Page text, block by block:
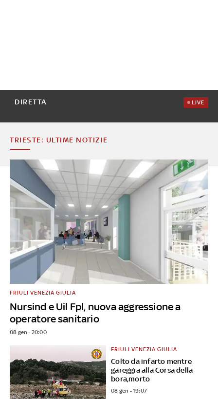
DIRETTA LIVE
TRIESTE: ULTIME NOTIZIE
Nursind e Uil Fpl, nuova aggressione a
operatore sanitario
FRIULI VENEZIA GIULIA
08 gen - 20:00
Colto da infarto mentre
gareggia alla Corsa della
bora,morto
FRIULI VENEZIA GIULIA
08 gen - 19:07